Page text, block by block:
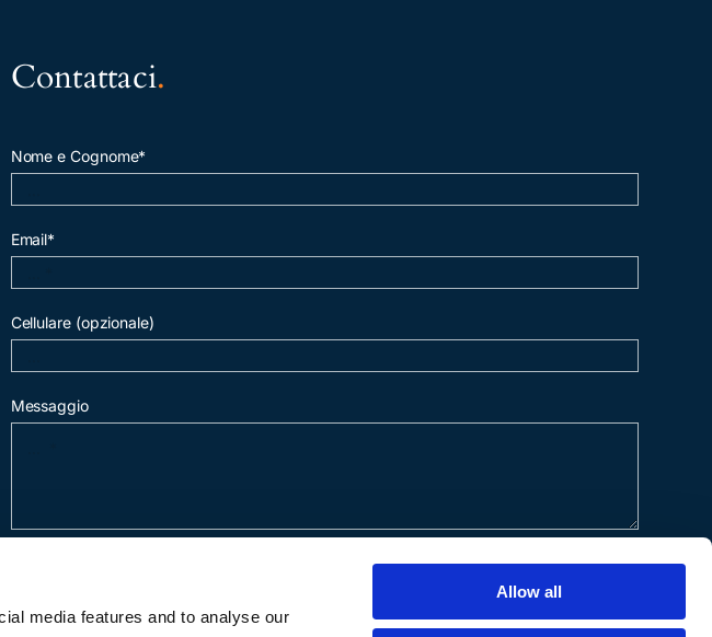
media features and to analyse our
Allow all
Contattaci.
Nome e Cognome*
Email*
Cellulare (opzionale)
Messaggio